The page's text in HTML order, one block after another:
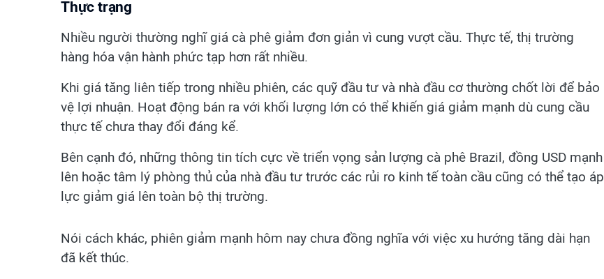
Thực trạng
Nhiều người thường nghĩ giá cà phê giảm đơn giản vì cung vượt cầu. Thực tế, thị trường
hàng hóa vận hành phức tạp hơn rất nhiều.
Khi giá tăng liên tiếp trong nhiều phiên, các quỹ đầu tư và nhà đầu cơ thường chốt lời để bảo
vệ lợi nhuận. Hoạt động bán ra với khối lượng lớn có thể khiến giá giảm mạnh dù cung cầu
thực tế chưa thay đổi đáng kể.
Bên cạnh đó, những thông tin tích cực về triển vọng sản lượng cà phê Brazil, đồng USD mạnh
lên hoặc tâm lý phòng thủ của nhà đầu tư trước các rủi ro kinh tế toàn cầu cũng có thể tạo áp
lực giảm giá lên toàn bộ thị trường.
Nói cách khác, phiên giảm mạnh hôm nay chưa đồng nghĩa với việc xu hướng tăng dài hạn
đã kết thúc.